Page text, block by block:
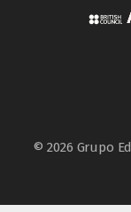
© 2026 Grupo